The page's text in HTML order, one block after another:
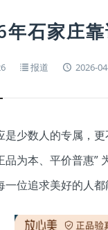
石家庄
报道 2026-
是少数人的专属，
品为本、平价普惠”
一位追求美好的人